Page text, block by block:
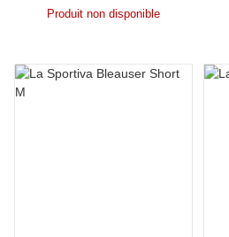
Produit non disponible